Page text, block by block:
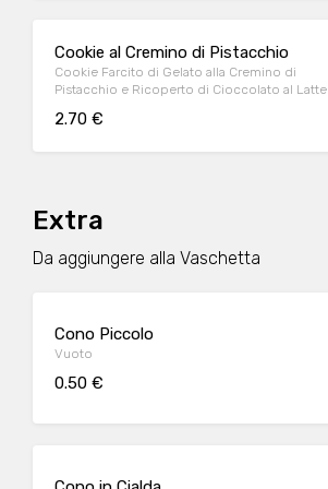
Cookie al Cremino di Pistacchio
Cookie Farcito di Gelato alla Cremino di
Pistacchio e Ricoperto di Cioccolato al Latte
2.70 €
Extra
Da aggiungere alla Vaschetta
Cono Piccolo
Vuoto
0.50 €